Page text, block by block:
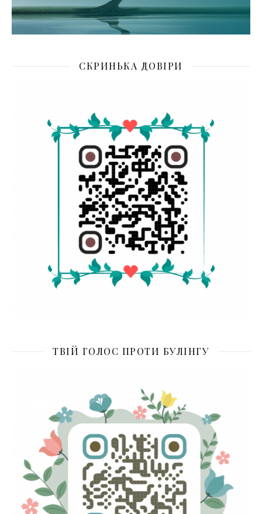
СКРИНЬКА ДОВІРИ
ТВІЙ ГОЛОС ПРОТИ БУЛІНГУ